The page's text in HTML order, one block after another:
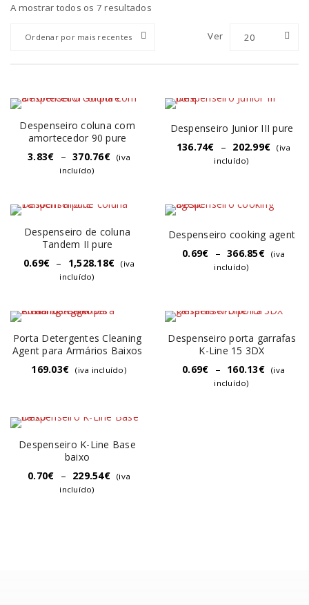
A mostrar todos os 7 resultados
Ordenar por mais recentes Ver 20
Despenseiro coluna com
amortecedor 90 pure
3.83€ – 370.76€
(iva
incluído)
Despenseiro Junior III pure
136.74€ – 202.99€
(iva
incluído)
Despenseiro de coluna
Tandem II pure
0.69€ – 1,528.18€
(iva
incluído)
Despenseiro cooking agent
0.69€ – 366.85€
(iva
incluído)
Porta Detergentes Cleaning
Agent para Armários Baixos
169.03€ (iva incluído)
Despenseiro porta garrafas
K-Line 15 3DX
0.69€ – 160.13€
(iva
incluído)
Despenseiro K-Line Base
baixo
0.70€ – 229.54€
(iva
incluído)